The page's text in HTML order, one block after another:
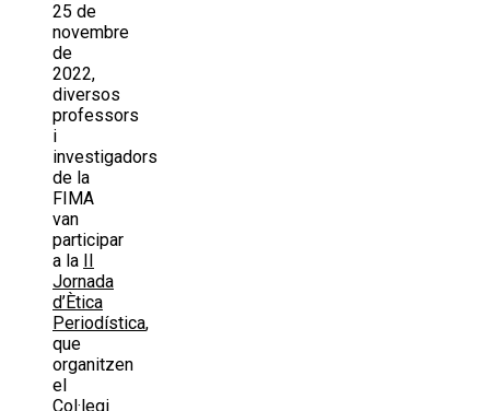
25 de
novembre
de
2022,
diversos
professors
i
investigadors
de la
FIMA
van
participar
a la
Jornada
d’Ètica
Periodística,
que
organitzen
el
Col·legi